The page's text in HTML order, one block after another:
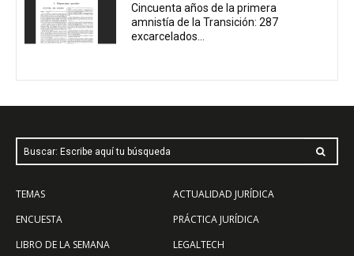
Cincuenta años de la primera
amnistía de la Transición: 287
excarcelados...
Buscar: Escribe aquí tu búsqueda
TEMAS
ENCUESTA
LIBRO DE LA SEMANA
ACTUALIDAD JURÍDICA
PRÁCTICA JURÍDICA
LEGALTECH